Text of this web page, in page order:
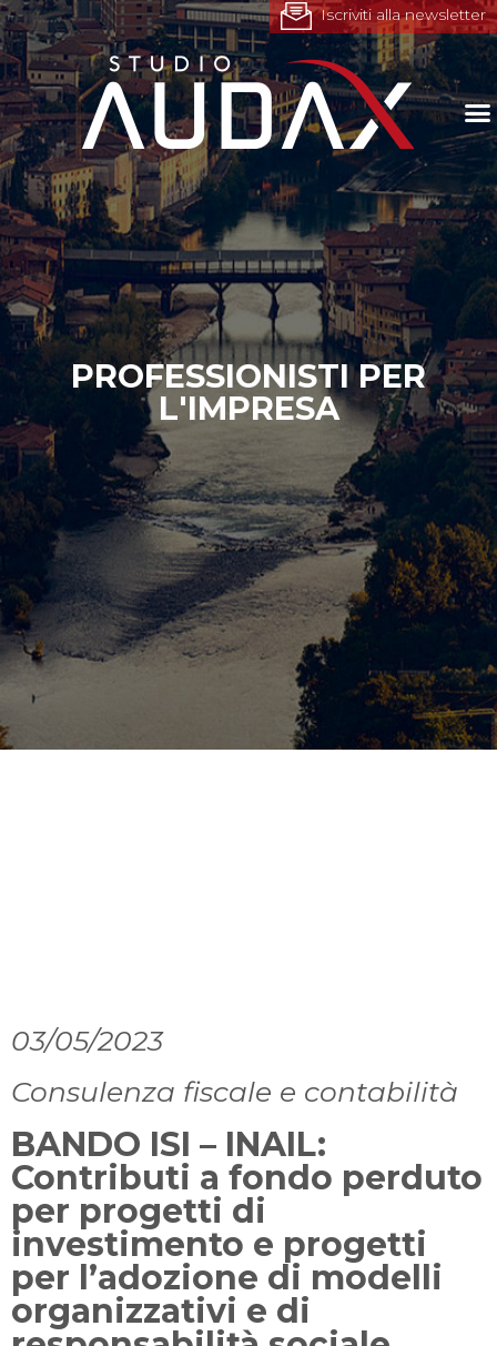
Iscriviti alla newsletter
PROFESSIONISTI PER
L'IMPRESA
03/05/2023
Consulenza fiscale e contabilità
BANDO ISI – INAIL:
Contributi a fondo perduto
per progetti di
investimento e progetti
per l’adozione di modelli
organizzativi e di